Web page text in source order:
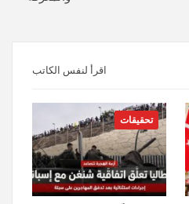
اقرأ لنفس الكاتب
تحقيقات